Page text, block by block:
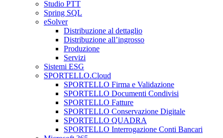
Studio PTT
Spring SQL
eSolver
Distribuzione al dettaglio
Distribuzione all’ingrosso
Produzione
Servizi
Sistemi ESG
SPORTELLO.Cloud
SPORTELLO Firma e Validazione
SPORTELLO Documenti Condivisi
SPORTELLO Fatture
SPORTELLO Conservazione Digitale
SPORTELLO QUADRA
SPORTELLO Interrogazione Conti Bancari